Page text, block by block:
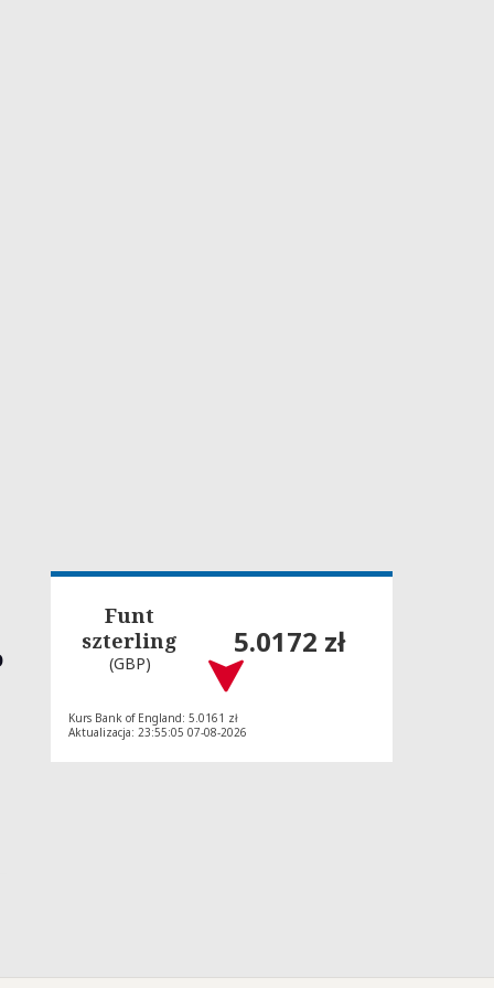
Funt
szterling
(GBP)
5.0172 zł
Kurs Bank of England: 5.0161 zł
Aktualizacja: 23:55:05 07-08-2026